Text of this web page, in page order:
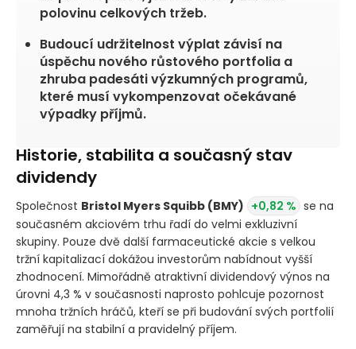
polovinu celkových tržeb.
Budoucí udržitelnost výplat závisí na
úspěchu nového růstového portfolia a
zhruba padesáti výzkumných programů,
které musí vykompenzovat očekávané
výpadky příjmů.
Historie, stabilita a současný stav
dividendy
Společnost Bristol Myers Squibb (BMY) +0,82 % se na
současném akciovém trhu řadí do velmi exkluzivní
skupiny. Pouze dvě další farmaceutické akcie s velkou
tržní kapitalizací dokážou investorům nabídnout vyšší
zhodnocení. Mimořádně atraktivní dividendový výnos na
úrovni 4,3 % v současnosti naprosto pohlcuje pozornost
mnoha tržních hráčů, kteří se při budování svých portfolií
zaměřují na stabilní a pravidelný příjem.